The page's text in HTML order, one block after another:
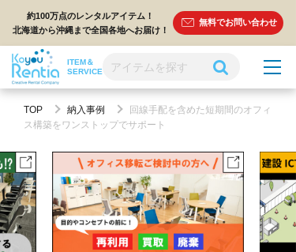
約100万点のレンタルアイテム！
北海道から沖縄まで全国各地へお届け！
無料でお問い合わせ
ITEM＆
SERVICE
TOP 納入事例
回線手配を含めた短期間のオフィ
ス構築をワンストップでサポート